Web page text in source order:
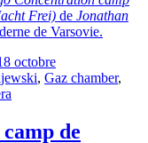
Frei) de Jonathan
de Varsovie.
octobre
, Gaz chamber,
de